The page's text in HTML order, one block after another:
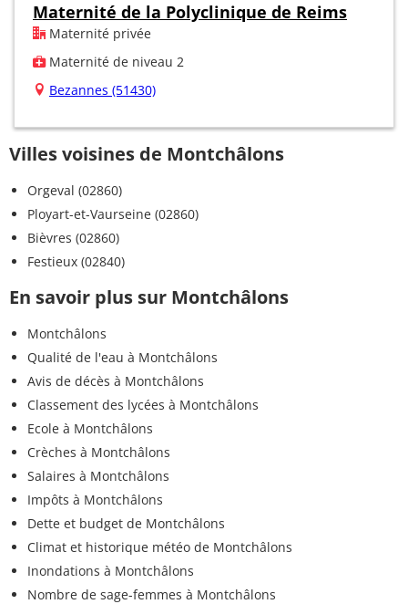
Maternité de la Polyclinique de Reims
Maternité privée
Maternité de niveau 2
Bezannes (51430)
Villes voisines de Montchâlons
Orgeval (02860)
Ployart-et-Vaurseine (02860)
Bièvres (02860)
Festieux (02840)
En savoir plus sur Montchâlons
Montchâlons
Qualité de l'eau à Montchâlons
Avis de décès à Montchâlons
Classement des lycées à Montchâlons
Ecole à Montchâlons
Crèches à Montchâlons
Salaires à Montchâlons
Impôts à Montchâlons
Dette et budget de Montchâlons
Climat et historique météo de Montchâlons
Inondations à Montchâlons
Nombre de sage-femmes à Montchâlons